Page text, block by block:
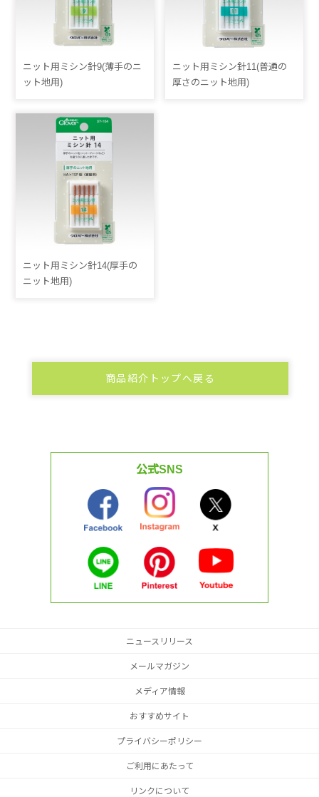
ニット用ミシン針9(薄手のニ
ット地用)
ニット用ミシン針11(普通の
厚さのニット地用)
ニット用ミシン針14(厚手の
ニット地用)
商品紹介トップへ戻る
公式SNS
ニュースリリース
メールマガジン
メディア情報
おすすめサイト
プライバシーポリシー
ご利用にあたって
リンクについて